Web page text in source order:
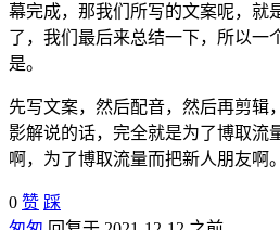
幕完成，那我们所写的文案呢，就
了，我们最后来总结一下，所以一
是。
先写文案，然后配音，然后再剪辑
影解说的话，完全就是为了博取流
啊，为了博取流量而把新人朋友啊。
0 赞 踩